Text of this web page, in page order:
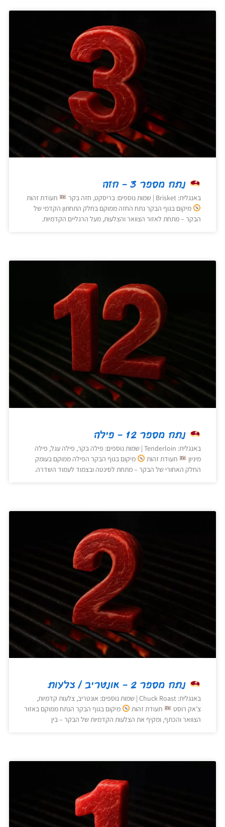
נתח מספר 3 – חזה
באנגלית: Brisket | שמות נוספים: בריסקט, חזה בקר
תעודת זהות
מיקום בגוף הבקר נתח החזה ממוקם בחלק התחתון הקדמי של
הבקר – מתחת לאזור הצוואר והצלעות, מעל הרגליים הקדמיות.
נתח מספר 12 – פילה
באנגלית: Tenderloin | שמות נוספים: פילה בקר, פילה עגל, פילה
תעודת זהות
מיקום בגוף הבקר הפילה ממוקם בעומק
החלק האחורי של הבקר – מתחת לסינטה ובצמוד לעמוד השדרה.
נתח מספר 2 – אונטריב / צלעות
באנגלית: Chuck Roast | שמות נוספים: אונטריב, צלעות קדמיות,
צ’אק רוסט
תעודת זהות
מיקום בגוף הבקר הנתח ממוקם באזור
הצוואר והכתף, ומקיף את הצלעות הקדמיות של הבקר – בין